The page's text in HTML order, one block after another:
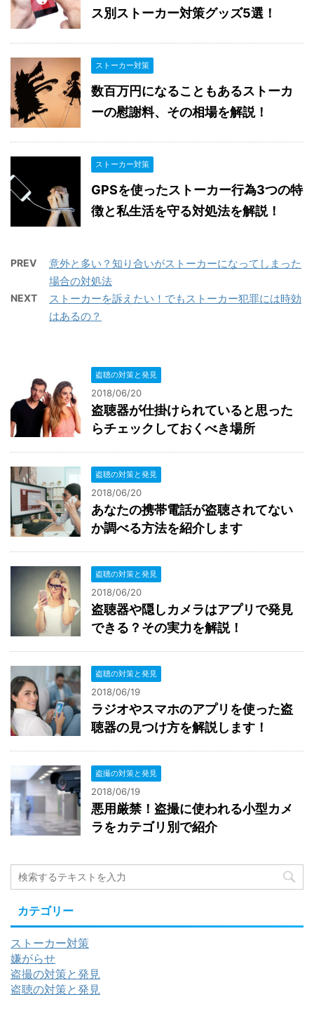
ス別ストーカー対策グッズ5選！
ストーカー対策
数百万円になることもあるストーカ
ーの慰謝料、その相場を解説！
ストーカー対策
GPSを使ったストーカー行為3つの特
徴と私生活を守る対処法を解説！
PREV
意外と多い？知り合いがストーカーになってしまった
場合の対処法
NEXT
ストーカーを訴えたい！でもストーカー犯罪には時効
はあるの？
盗聴の対策と発見
2018/06/20
盗聴器が仕掛けられていると思った
らチェックしておくべき場所
盗聴の対策と発見
2018/06/20
あなたの携帯電話が盗聴されてない
か調べる方法を紹介します
盗聴の対策と発見
2018/06/20
盗聴器や隠しカメラはアプリで発見
できる？その実力を解説！
盗聴の対策と発見
2018/06/19
ラジオやスマホのアプリを使った盗
聴器の見つけ方を解説します！
盗撮の対策と発見
2018/06/19
悪用厳禁！盗撮に使われる小型カメ
ラをカテゴリ別で紹介
カテゴリー
ストーカー対策
嫌がらせ
盗撮の対策と発見
盗聴の対策と発見